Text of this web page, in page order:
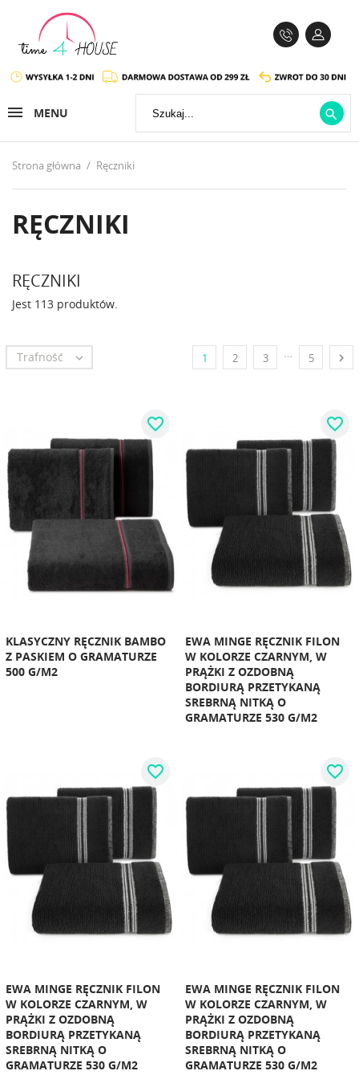
MENU 
Strona główna Ręczniki
RĘCZNIKI
RĘCZNIKI
Jest 113 produktów.
Trafność  1 2 3 … 5 
KLASYCZNY RĘCZNIK BAMBO
Z PASKIEM O GRAMATURZE
500 G/M2
favorite_border
EWA MINGE RĘCZNIK FILON
W KOLORZE CZARNYM, W
PRĄŻKI Z OZDOBNĄ
BORDIURĄ PRZETYKANĄ
SREBRNĄ NITKĄ O
GRAMATURZE 530 G/M2
favorite_border
EWA MINGE RĘCZNIK FILON
W KOLORZE CZARNYM, W
PRĄŻKI Z OZDOBNĄ
BORDIURĄ PRZETYKANĄ
SREBRNĄ NITKĄ O
GRAMATURZE 530 G/M2
favorite_border
EWA MINGE RĘCZNIK FILON
W KOLORZE CZARNYM, W
PRĄŻKI Z OZDOBNĄ
BORDIURĄ PRZETYKANĄ
SREBRNĄ NITKĄ O
GRAMATURZE 530 G/M2
favorite_border